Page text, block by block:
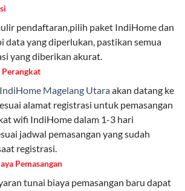
pilihan paket yang
dari paket hemat hingga premium.
sesuai kebutuhan, baik untuk
atau hiburan.
untuk kebutuhan dasar, Paket
yang menginginkan fitur lengkap,
IP untuk pengguna yang
kecepatan internet tinggi.
One dengan Kuota Keluarga
Telkomsel One adalah Paket
pendaftaran,pilih paket IndiHome dan
data yang diperlukan, pastikan semua
yang diberikan akurat.
Perangkat
IndiHome Magelang Utaraakan datang ke
alamat registrasi untuk pemasangan
wifi IndiHome dalam 1-3 hari
jadwal pemasangan yang sudah
registrasi.
Pemasangan
tunai biaya pemasangan baru dapat